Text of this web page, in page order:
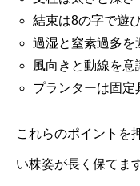
結束は8の字で遊
過湿と窒素過多を
風向きと動線を意
プランターは固
これらのポイントを
い株姿が長く保てま